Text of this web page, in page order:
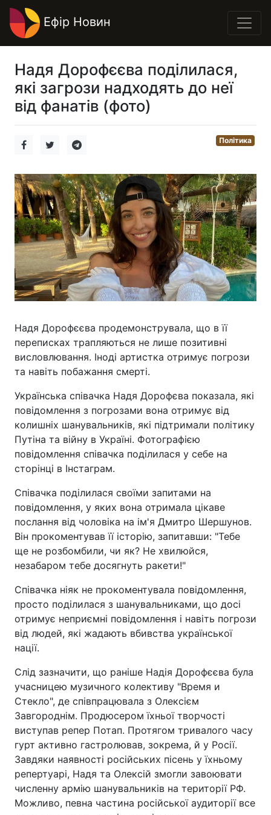
Ефір Новин
Надя Дорофєєва поділилася,
які загрози надходять до неї
від фанатів (фото)
Політика
Надя Дорофєєва продемонструвала, що в її
переписках трапляються не лише позитивні
висловлювання. Іноді артистка отримує погрози
та навіть побажання смерті.
Українська співачка Надя Дорофєва показала, які
повідомлення з погрозами вона отримує від
колишніх шанувальників, які підтримали політику
Путіна та війну в Україні. Фотографією
повідомлення співачка поділилася у себе на
сторінці в Інстаграм.
Співачка поділилася своїми запитами на
повідомлення, у яких вона отримала цікаве
послання від чоловіка на ім'я Дмитро Шершунов.
Він прокоментував її історію, запитавши: "Тебе
ще не розбомбили, чи як? Не хвилюйся,
незабаром тебе досягнуть ракети!"
Співачка ніяк не прокоментувала повідомлення,
просто поділилася з шанувальниками, що досі
отримує неприємні повідомлення і навіть погрози
від людей, які жадають вбивства української
нації.
Слід зазначити, що раніше Надія Дорофєєва була
учасницею музичного колективу "Время и
Стекло", де співпрацювала з Олексієм
Завгороднім. Продюсером їхньої творчості
виступав репер Потап. Протягом тривалого часу
гурт активно гастролював, зокрема, й у Росії.
Завдяки наявності російських пісень у їхньому
репертуарі, Надя та Олексій змогли завоювати
численну армію шанувальників на території РФ.
Можливо, певна частина російської аудиторії все